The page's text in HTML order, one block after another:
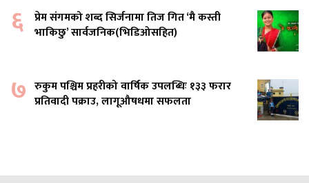
६ प्रेम संगमको शब्द सिर्जनामा तिज गित ‘मै कस्ती
भाकिछु’ सार्वजनिक(भिडिओसहित)
७ रुकुम पश्चिम प्रहरीको वार्षिक उपलब्धिः १३३ फरार
प्रतिवादी पक्राउ, लागूऔषधमा सफलता